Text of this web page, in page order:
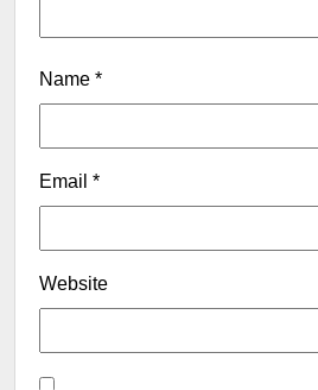
Name *
Email *
Website